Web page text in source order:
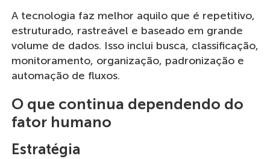
A tecnologia faz melhor aquilo que é repetitivo,
estruturado, rastreável e baseado em grande
volume de dados. Isso inclui busca, classificação,
monitoramento, organização, padronização e
automação de fluxos.
O que continua dependendo do
fator humano
Estratégia